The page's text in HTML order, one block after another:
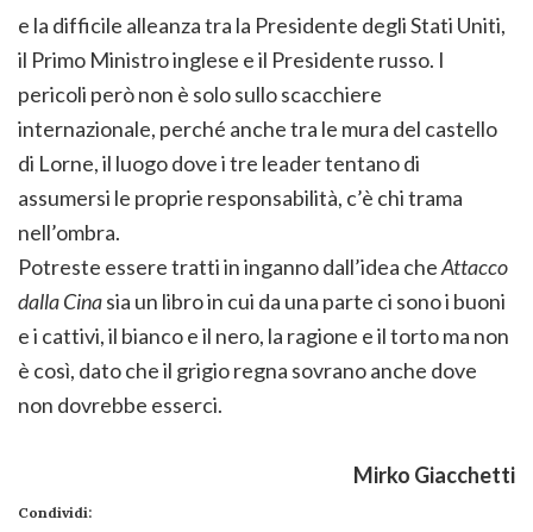
e la difficile alleanza tra la Presidente degli Stati Uniti,
il Primo Ministro inglese e il Presidente russo. I
pericoli però non è solo sullo scacchiere
internazionale, perché anche tra le mura del castello
di Lorne, il luogo dove i tre leader tentano di
assumersi le proprie responsabilità, c’è chi trama
nell’ombra.
Potreste essere tratti in inganno dall’idea cheAttacco
dalla Cinasia un libro in cui da una parte ci sono i buoni
e i cattivi, il bianco e il nero, la ragione e il torto ma non
è così, dato che il grigio regna sovrano anche dove
non dovrebbe esserci.
Mirko Giacchetti
Condividi: